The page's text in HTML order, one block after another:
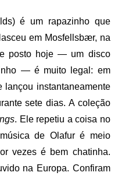
é um rapazinho que
em Mosfellsbær, na
posto hoje — um disco
— é muito legal: em
lançou instantaneamente
sete dias. A coleção
. Ele repetiu a coisa no
de Olafur é meio
vezes é bem chatinha.
na Europa. Confiram